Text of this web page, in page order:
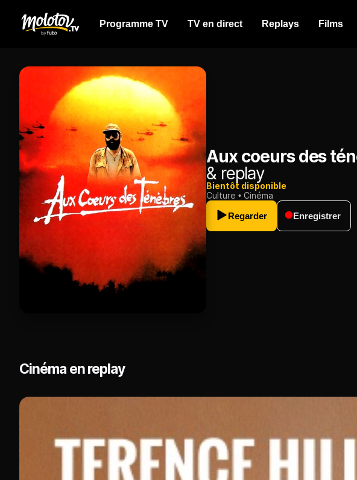
Programme TV TV en direct Replays Films
Aux coeurs des
& replay
Bientôt disponible
Culture
Cinéma
Regarder
Enregistrer
Cinéma en replay